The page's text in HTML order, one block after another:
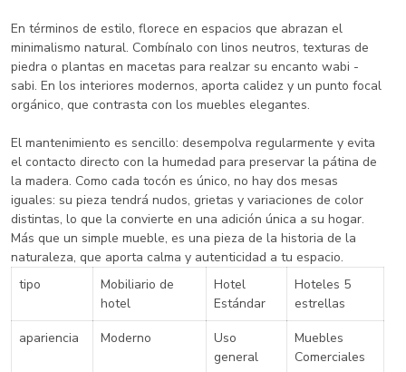
En términos de estilo, florece en espacios que abrazan el
minimalismo natural. Combínalo con linos neutros, texturas de
piedra o plantas en macetas para realzar su encanto wabi -
sabi. En los interiores modernos, aporta calidez y un punto focal
orgánico, que contrasta con los muebles elegantes.
El mantenimiento es sencillo: desempolva regularmente y evita
el contacto directo con la humedad para preservar la pátina de
la madera. Como cada tocón es único, no hay dos mesas
iguales: su pieza tendrá nudos, grietas y variaciones de color
distintas, lo que la convierte en una adición única a su hogar.
Más que un simple mueble, es una pieza de la historia de la
naturaleza, que aporta calma y autenticidad a tu espacio.
tipo
Mobiliario de
hotel
Hotel
Estándar
Hoteles 5
estrellas
apariencia
Moderno
Uso
general
Muebles
Comerciales